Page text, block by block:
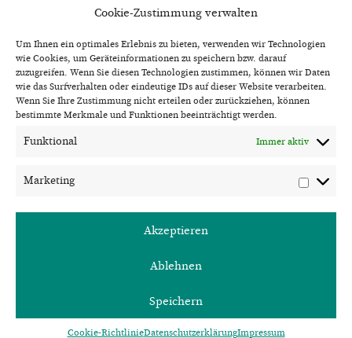
Cookie-Zustimmung verwalten
Um Ihnen ein optimales Erlebnis zu bieten, verwenden wir Technologien
wie Cookies, um Geräteinformationen zu speichern bzw. darauf
zuzugreifen. Wenn Sie diesen Technologien zustimmen, können wir Daten
wie das Surfverhalten oder eindeutige IDs auf dieser Website verarbeiten.
Wenn Sie Ihre Zustimmung nicht erteilen oder zurückziehen, können
bestimmte Merkmale und Funktionen beeinträchtigt werden.
Funktional Immer aktiv
Marketing
Akzeptieren
Ablehnen
Speichern
Cookie-RichtlinieDatenschutzerklärungImpressum
POST AN UNS
schreinereikolb.thurnau@t-online.de
Fr 08.00 – 12.00 Uhr und nach Vereinbarung
IMPRESSUM DATENSCHUTZ